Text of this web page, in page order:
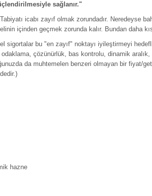
sağlanır."
icabı zayıf olmak zorundadır. Neredeyse
içinden geçmek zorunda kalır. Bundan daha
sigortalar bu "en zayıf" noktayı iyileştirmeyi
çözünürlük, bas kontrolu, dinamik
da muhtemelen benzeri olmayan bir fiyat/
hazne